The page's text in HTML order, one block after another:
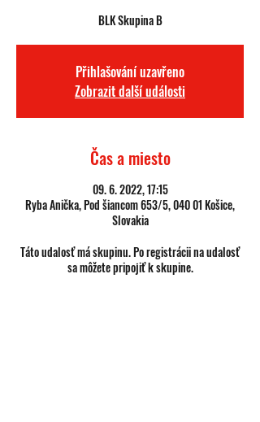
BLK Skupina B
Přihlašování uzavřeno
Zobrazit další události
Čas a miesto
09. 6. 2022, 17:15
Ryba Anička, Pod šiancom 653/5, 040 01 Košice,
Slovakia
Táto udalosť má skupinu. Po registrácii na udalosť
sa môžete pripojiť k skupine.